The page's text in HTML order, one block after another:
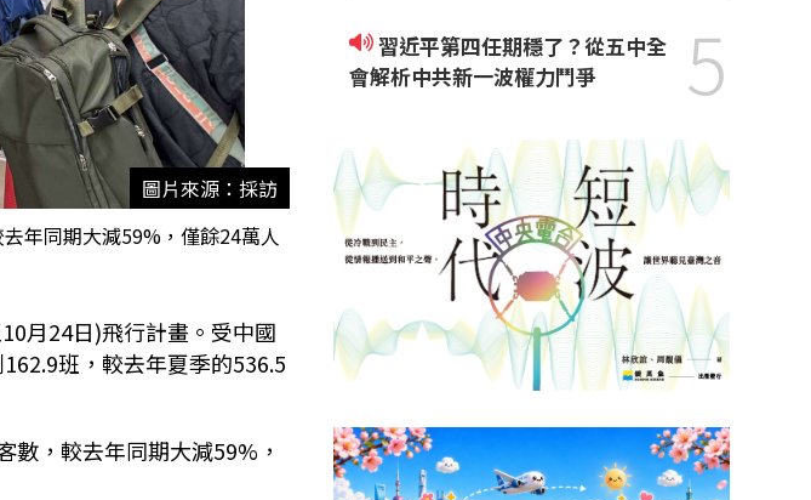
圖片來源：採訪
年同期大減59%，僅餘24萬人
月24日)飛行計畫。受中國
班，較去年夏季的536.5
數，較去年同期大減59%，
習近平第四任期穩了？從五中全
會解析中共新一波權力鬥爭
5